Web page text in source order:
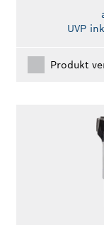
UVP
Produkt